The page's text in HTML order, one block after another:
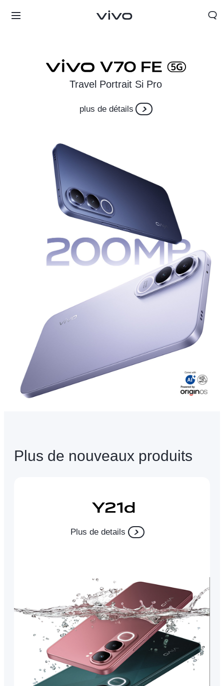
Morocco | Veuillez sélectionner le pays/la région
Travel Portrait Si Pro
plus de détails
Plus de nouveaux produits
Plus de details